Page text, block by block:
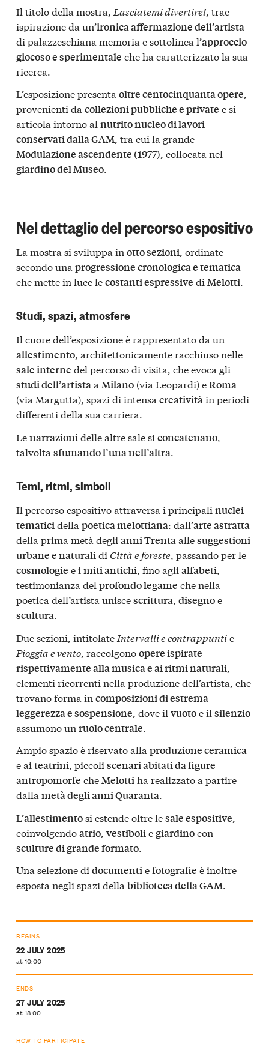
Il titolo della mostra, Lasciatemi divertire!, trae
ispirazione da un’ironica affermazione dell’artista
di palazzeschiana memoria e sottolinea l’approccio
giocoso e sperimentale che ha caratterizzato la sua
ricerca.
L’esposizione presenta oltre centocinquanta opere,
provenienti da collezioni pubbliche e private e si
articola intorno al nutrito nucleo di lavori
conservati dalla GAM, tra cui la grande
Modulazione ascendente (1977), collocata nel
giardino del Museo.
Nel dettaglio del percorso espositivo
La mostra si sviluppa in otto sezioni, ordinate
secondo una progressione cronologica e tematica
che mette in luce lecostanti espressive di Melotti.
Studi, spazi, atmosfere
Il cuore dell’esposizione è rappresentato da un
allestimento, architettonicamente racchiuso nelle
sale interne del percorso di visita, che evoca gli
studi dell’artistaa Milano (via Leopardi) eRoma
(via Margutta), spazi di intensa creativitàin periodi
differenti della sua carriera.
Lenarrazionidelle altre sale si concatenano,
talvolta sfumando l’una nell’altra.
Temi, ritmi, simboli
Il percorso espositivo attraversa i principali nuclei
tematicidella poetica melottiana: dall’arte astratta
della prima metà degli anni Trentaallesuggestioni
urbane e naturalidi Città e foreste, passando per le
cosmologie e i miti antichi, fino agli alfabeti,
testimonianza del profondo legame che nella
poetica dell’artista uniscescrittura, disegnoe
scultura.
Due sezioni, intitolate Intervalli e contrappuntie
Pioggia e vento , raccolgonoopere ispirate
rispettivamente alla musica e ai ritmi naturali
elementi ricorrenti nella produzione dell’artista, che
trovano forma in composizioni di estrema
leggerezza e sospensione , dove il vuotoe il silenzio
assumono un ruolo centrale
Ampio spazio è riservato alla produzione ceramica
e ai teatrini, piccoli scenari abitati da figure
antropomorfe cheMelottiha realizzato a partire
dalla metà degli anni Quaranta.
L’allestimentosi estende oltre lesale espositive,
coinvolgendoatrio, vestiboliegiardinocon
sculture di grande formato.
Una selezione di documentiefotografie è inoltre
esposta negli spazi della biblioteca della GAM.
BEGINS
22 JULY 2025
at 10:00
ENDS
27 JULY 2025
at 18:00
HOW TO PARTICIPATE